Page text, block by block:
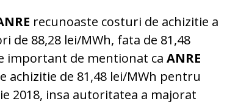
recunoaste costuri de achizitie a
88,28 lei/MWh, fata de 81,48
important de mentionat caANRE
achizitie de 81,48 lei/MWh pentru
2018, insa autoritatea a majorat